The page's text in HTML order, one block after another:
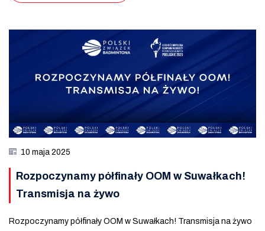
10 maja 2025
Rozpoczynamy półfinały OOM w Suwałkach!
Transmisja na żywo
Rozpoczynamy półfinały OOM w Suwałkach! Transmisja na żywo